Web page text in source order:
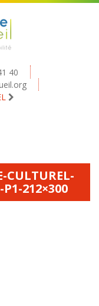
40
CULTUREL-
P1-212×300